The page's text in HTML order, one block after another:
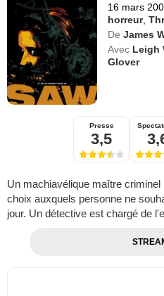
16 mars
horreur,
De James
Avec Leigh
Glover
Presse
3,5
Un machiavélique maître
choix auxquels personne ne
jour. Un détective est chargé de